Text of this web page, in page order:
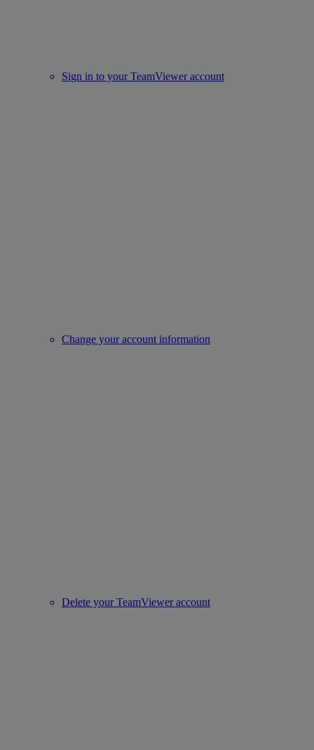
Sign in to your TeamViewer account
Change your account information
Delete your TeamViewer account